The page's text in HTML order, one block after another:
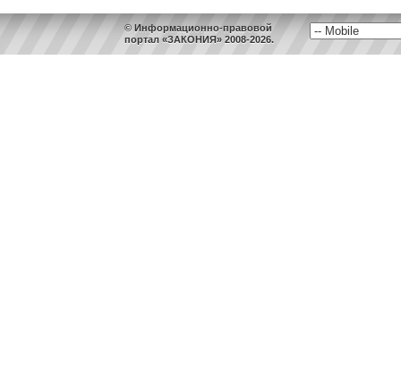
© Информационно-правовой
портал «ЗАКОНИЯ» 2008-2026.